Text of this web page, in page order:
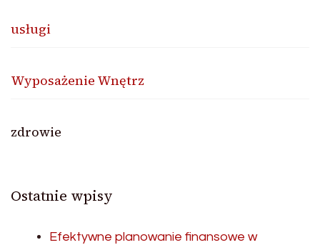
usługi
Wyposażenie Wnętrz
zdrowie
Ostatnie wpisy
Efektywne planowanie finansowe w